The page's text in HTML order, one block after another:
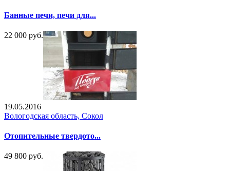
Банные печи, печи для...
22 000 руб.
19.05.2016
Вологодская область, Сокол
Отопительные твердото...
49 800 руб.